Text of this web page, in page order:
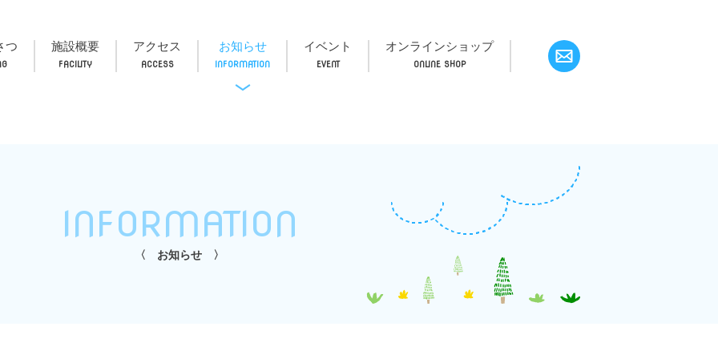
つ 施設概要 アクセス お知らせ イベント オンラインショップ
INFORMATION
お知らせ